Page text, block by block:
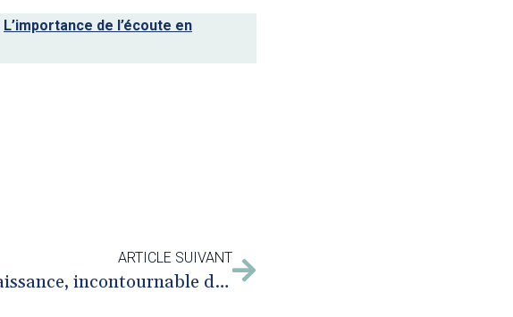
L’importance de l’écoute en
ARTICLE SUIVANT
La reconnaissance, incontournable dans le processus de médiation